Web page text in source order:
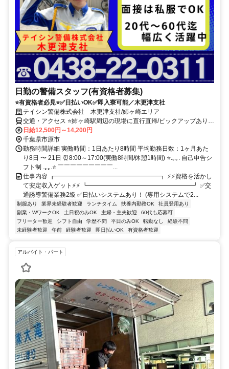
日勤の警備スタッフ(有資格者募集)
⭐有資格者必見⭐✅日払いOK✅即入寮可能／木更津支社
テイシン警備株式会社 木更津支社/姉ヶ崎エリア
交通・アクセス ⭐姉ヶ崎駅周辺の現場に直行直帰/ピックアップあり！
移動の心配は不要です♪
日給12,500円～14,200円
千葉県市原市
勤務時間詳細 実働時間：1日あたり8時間 平均勤務日数：1ヶ月あた
り8日 〜 21日 ⏰8:00～17:00(実働8時間/休憩1時間) ⭐.｡｡. 自己申告シ
フト制 .｡｡.⭐ ￣￣￣￣￣￣￣￣￣...
仕事内容 ┏━━━━━━━━━━━━━━━━━┓ ⚡⚡資格を活かし
て安定収入ゲット⚡⚡ ┗━━━━━━━━━━━━━━━━━┛ ✅交
通誘導警備業務2級 ✅日払いシステムあり！ (専用システムで2...
制服あり 業界未経験者歓迎 ランチタイム 扶養内勤務OK
社員登用あり
副業・WワークOK
土日祝のみOK 主婦・主夫歓迎
60代も応募可
フリーター歓迎
シフト自由 学歴不問 平日のみOK 転勤なし
経験不問
未経験者歓迎
午前 経験者歓迎 即日払いOK 有資格者歓迎
アルバイト・パート